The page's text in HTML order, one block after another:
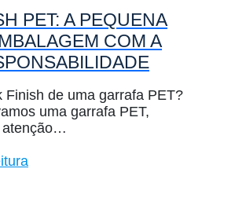
PET: A PEQUENA
COM A
Finish de uma garrafa PET?
uma garrafa PET,
atenção…